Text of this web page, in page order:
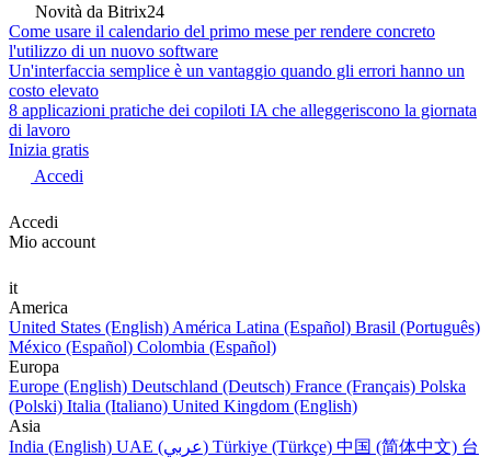
Novità da Bitrix24
Come usare il calendario del primo mese per rendere concreto
l'utilizzo di un nuovo software
Un'interfaccia semplice è un vantaggio quando gli errori hanno un
costo elevato
8 applicazioni pratiche dei copiloti IA che alleggeriscono la giornata
di lavoro
Inizia gratis
Accedi
Accedi
Mio account
it
America
United States (English) América Latina (Español) Brasil (Português)
México (Español) Colombia (Español)
Europa
Europe (English) Deutschland (Deutsch) France (Français) Polska
(Polski) Italia (Italiano) United Kingdom (English)
Asia
India (English)
UAE (عربي) Türkiye (Türkçe) 中国 (简体中文) 台